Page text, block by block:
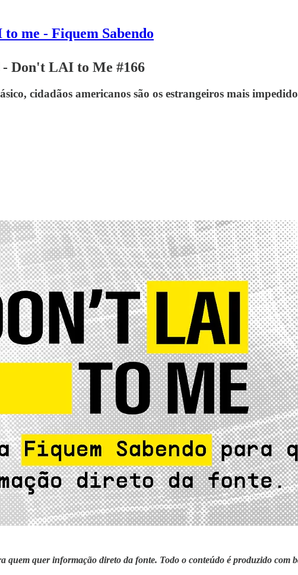
me - Fiquem Sabendo
- Don't LAI to Me #166
cidadãos americanos são os estrangeiros mais
quem quer informação direto da fonte. Todo o conteúdo é produzido com